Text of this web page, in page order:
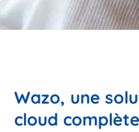
Wazo, une
cloud complète